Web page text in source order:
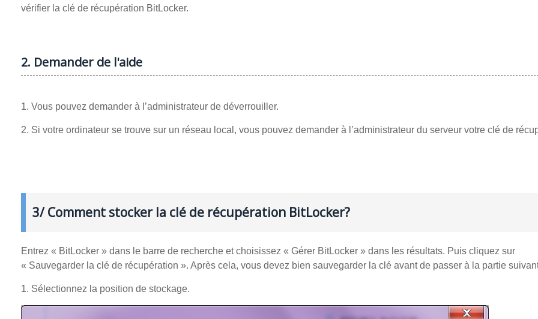
vérifier la clé de récupération BitLocker.
2. Demander de l'aide
1. Vous pouvez demander à l’administrateur de déverrouiller.
2. Si votre ordinateur se trouve sur un réseau local, vous pouvez demander à l’administrateur du serveur votre clé de
3/ Comment stocker la clé de récupération BitLocker?
Entrez « BitLocker » dans le barre de recherche et choisissez « Gérer BitLocker » dans les résultats. Puis cliquez sur
« Sauvegarder la clé de récupération ». Après cela, vous devez bien sauvegarder la clé avant de passer à la partie
1. Sélectionnez la position de stockage.